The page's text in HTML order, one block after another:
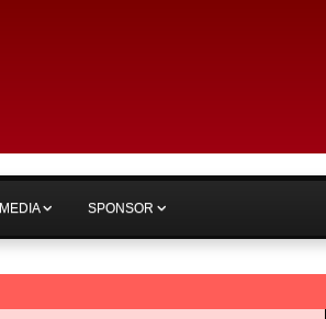
MEDIA SPONSOR